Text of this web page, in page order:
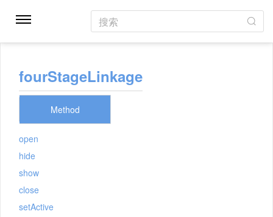
搜索
fourStageLinkage
Method
open
hide
show
close
setActive